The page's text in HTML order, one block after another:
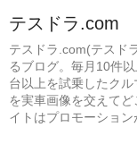
テスドラ.com
テスドラ.com(テスド
るブログ。毎月10件
台以上を試乗したク
を実車画像を交えて
イトはプロモーション